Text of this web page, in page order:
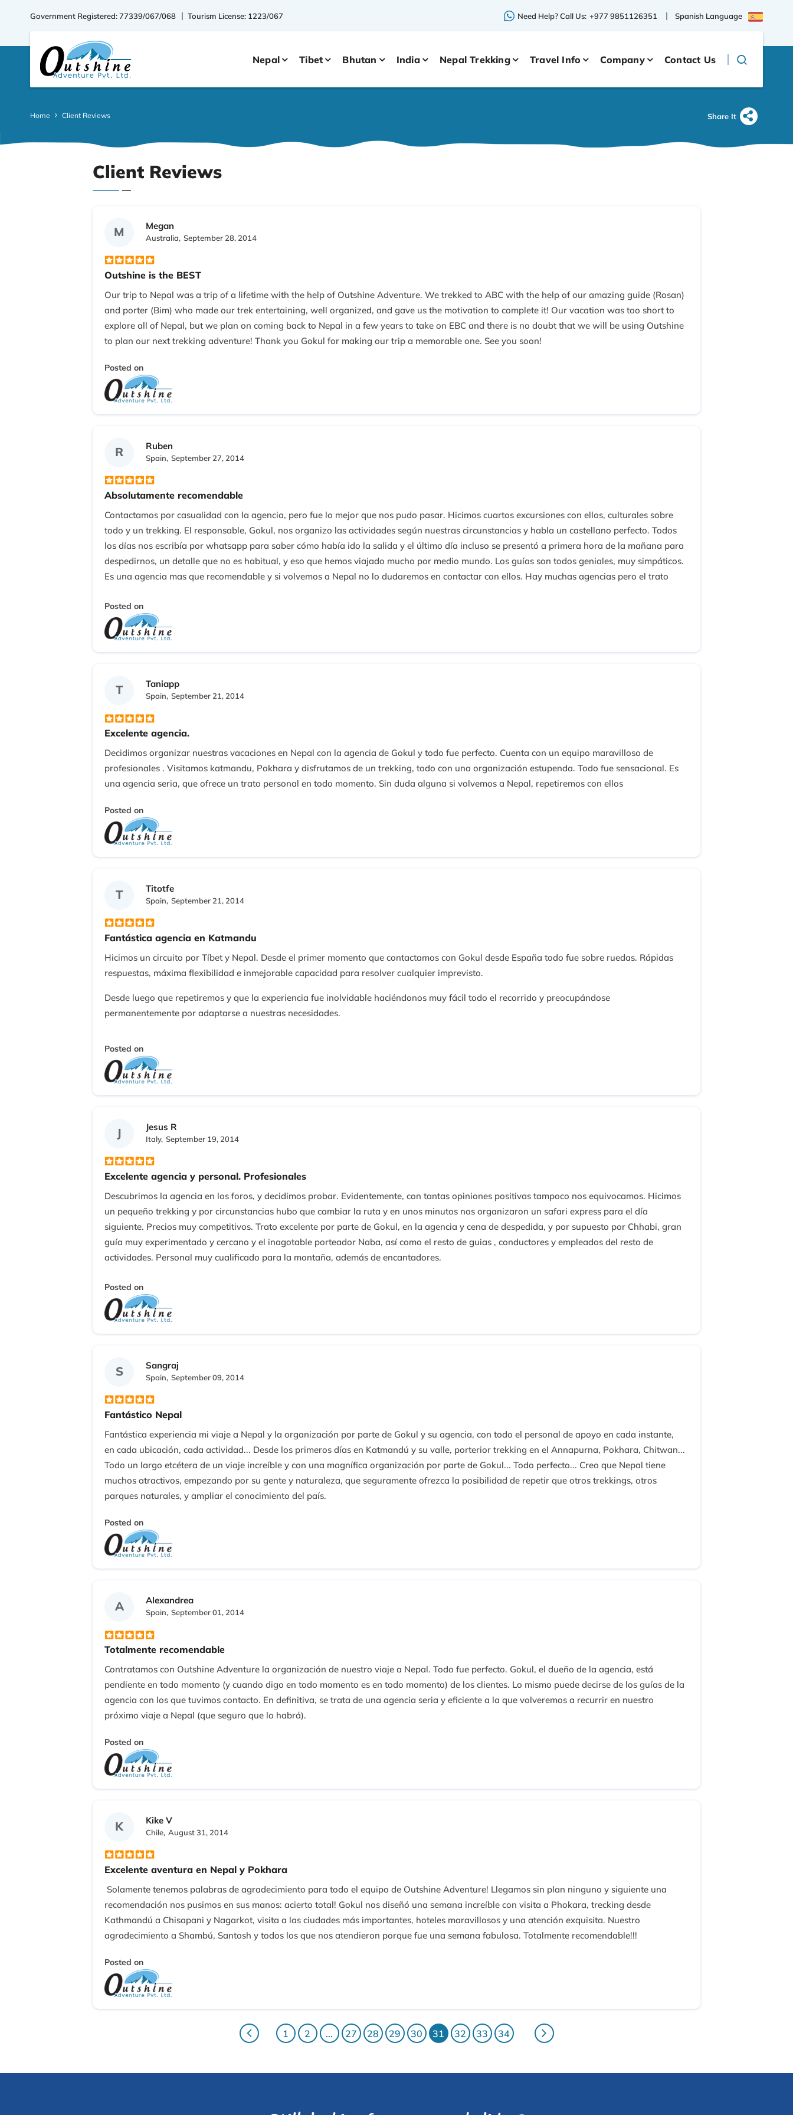
Government Registered: 77339/067/068 Tourism License: 1223/067 Need Help? Call Us: +977 9851126351 Spanish Language
Nepal Tibet Bhutan India Nepal Trekking Travel Info Company Contact Us
Home Client Reviews Share It
Client Reviews
M Megan
Australia, September 28, 2014
Outshine is the BEST
Our trip to Nepal was a trip of a lifetime with the help of Outshine Adventure. We trekked to ABC with the help of our amazing guide (Rosan)
and porter (Bim) who made our trek entertaining, well organized, and gave us the motivation to complete it! Our vacation was too short to
explore all of Nepal, but we plan on coming back to Nepal in a few years to take on EBC and there is no doubt that we will be using Outshine
to plan our next trekking adventure! Thank you Gokul for making our trip a memorable one. See you soon!
Posted on
R Ruben
Spain, September 27, 2014
Absolutamente recomendable
Contactamos por casualidad con la agencia, pero fue lo mejor que nos pudo pasar. Hicimos cuartos excursiones con ellos, culturales sobre
todo y un trekking. El responsable, Gokul, nos organizo las actividades según nuestras circunstancias y habla un castellano perfecto. Todos
los días nos escribía por whatsapp para saber cómo había ido la salida y el último día incluso se presentó a primera hora de la mañana para
despedirnos, un detalle que no es habitual, y eso que hemos viajado mucho por medio mundo. Los guías son todos geniales, muy simpáticos.
Es una agencia mas que recomendable y si volvemos a Nepal no lo dudaremos en contactar con ellos. Hay muchas agencias pero el trato
mucho con turistas españoles y tienen página web para con contactar antes de ir. Rubén
Posted on
T Taniapp
Spain, September 21, 2014
Excelente agencia.
Decidimos organizar nuestras vacaciones en Nepal con la agencia de Gokul y todo fue perfecto. Cuenta con un equipo maravilloso de
profesionales . Visitamos katmandu, Pokhara y disfrutamos de un trekking, todo con una organización estupenda. Todo fue sensacional. Es
una agencia seria, que ofrece un trato personal en todo momento. Sin duda alguna si volvemos a Nepal, repetiremos con ellos
Posted on
T Titotfe
Spain, September 21, 2014
Fantástica agencia en Katmandu
Hicimos un circuito por Tíbet y Nepal. Desde el primer momento que contactamos con Gokul desde España todo fue sobre ruedas. Rápidas
respuestas, máxima flexibilidad e inmejorable capacidad para resolver cualquier imprevisto.
Desde luego que repetiremos y que la experiencia fue inolvidable haciéndonos muy fácil todo el recorrido y preocupándose
permanentemente por adaptarse a nuestras necesidades.
Posted on
J Jesus R
Italy, September 19, 2014
Excelente agencia y personal. Profesionales
Descubrimos la agencia en los foros, y decidimos probar. Evidentemente, con tantas opiniones positivas tampoco nos equivocamos. Hicimos
un pequeño trekking y por circunstancias hubo que cambiar la ruta y en unos minutos nos organizaron un safari express para el día
siguiente. Precios muy competitivos. Trato excelente por parte de Gokul, en la agencia y cena de despedida, y por supuesto por Chhabi, gran
guía muy experimentado y cercano y el inagotable porteador Naba, así como el resto de guias , conductores y empleados del resto de
actividades. Personal muy cualificado para la montaña, además de encantadores.
Una opción ganadora. Saludos
Posted on
S Sangraj
Spain, September 09, 2014
Fantástico Nepal
Fantástica experiencia mi viaje a Nepal y la organización por parte de Gokul y su agencia, con todo el personal de apoyo en cada instante,
en cada ubicación, cada actividad... Desde los primeros días en Katmandú y su valle, porterior trekking en el Annapurna, Pokhara, Chitwan...
Todo un largo etcétera de un viaje increíble y con una magnífica organización por parte de Gokul... Todo perfecto... Creo que Nepal tiene
muchos atractivos, empezando por su gente y naturaleza, que seguramente ofrezca la posibilidad de repetir que otros trekkings, otros
parques naturales, y ampliar el conocimiento del país.
Posted on
A Alexandrea
Spain, September 01, 2014
Totalmente recomendable
Contratamos con Outshine Adventure la organización de nuestro viaje a Nepal. Todo fue perfecto. Gokul, el dueño de la agencia, está
pendiente en todo momento (y cuando digo en todo momento es en todo momento) de los clientes. Lo mismo puede decirse de los guías de la
agencia con los que tuvimos contacto. En definitiva, se trata de una agencia seria y eficiente a la que volveremos a recurrir en nuestro
próximo viaje a Nepal (que seguro que lo habrá).
Posted on
K Kike V
Chile, August 31, 2014
Excelente aventura en Nepal y Pokhara
Solamente tenemos palabras de agradecimiento para todo el equipo de Outshine Adventure! Llegamos sin plan ninguno y siguiente una
recomendación nos pusimos en sus manos: acierto total! Gokul nos diseñó una semana increíble con visita a Phokara, trecking desde
Kathmandú a Chisapani y Nagarkot, visita a las ciudades más importantes, hoteles maravillosos y una atención exquisita. Nuestro
agradecimiento a Shambú, Santosh y todos los que nos atendieron porque fue una semana fabulosa. Totalmente recomendable!!!
Posted on
1 2 ... 27 28 29 30 31 32 33 34